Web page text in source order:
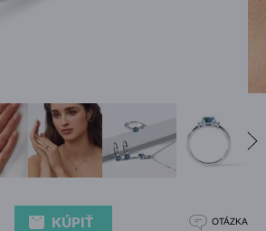
KÚPIŤ OTÁZKA